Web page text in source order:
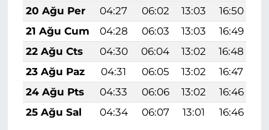
20 Ağu Per 04:27 06:02 13:03 16:50
21 Ağu Cum
04:28 06:03 13:03 16:49
22 Ağu Cts
04:30 06:04 13:02 16:48
23 Ağu Paz
04:31 06:05 13:02 16:47
24 Ağu Pts
04:33 06:06 13:02 16:46
25 Ağu Sal
04:34 06:07 13:01 16:46